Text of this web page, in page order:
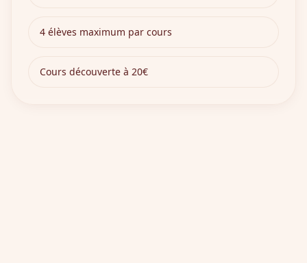
4 élèves maximum par cours
Cours découverte à 20€